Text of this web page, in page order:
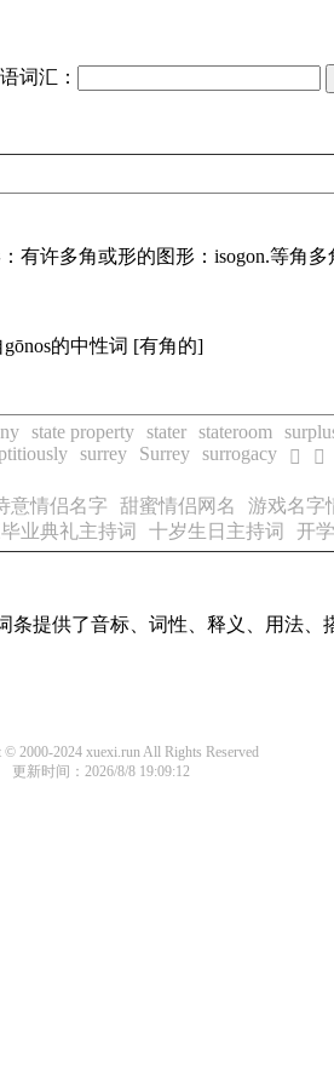
词汇：
有许多角或形的图形： isogon.等角多
gōnos的中性词 [有角的]
state property stater stateroom
surrey Surrey surrogacy 𬋡 𬋢
意情侣名字 甜蜜情侣网名 游戏名字
业典礼主持词 十岁生日主持词 开
提供了音标、词性、释义、用法
© 2000-2024 xuexi.run All Rights Reserved
更新时间：2026/8/8 19:09:12